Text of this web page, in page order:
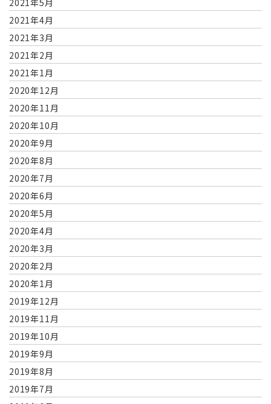
2021年5月
2021年4月
2021年3月
2021年2月
2021年1月
2020年12月
2020年11月
2020年10月
2020年9月
2020年8月
2020年7月
2020年6月
2020年5月
2020年4月
2020年3月
2020年2月
2020年1月
2019年12月
2019年11月
2019年10月
2019年9月
2019年8月
2019年7月